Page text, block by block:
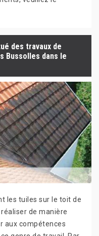
des travaux de
Bussolles dans le
les tuiles sur le toit de
de manière
aux compétences